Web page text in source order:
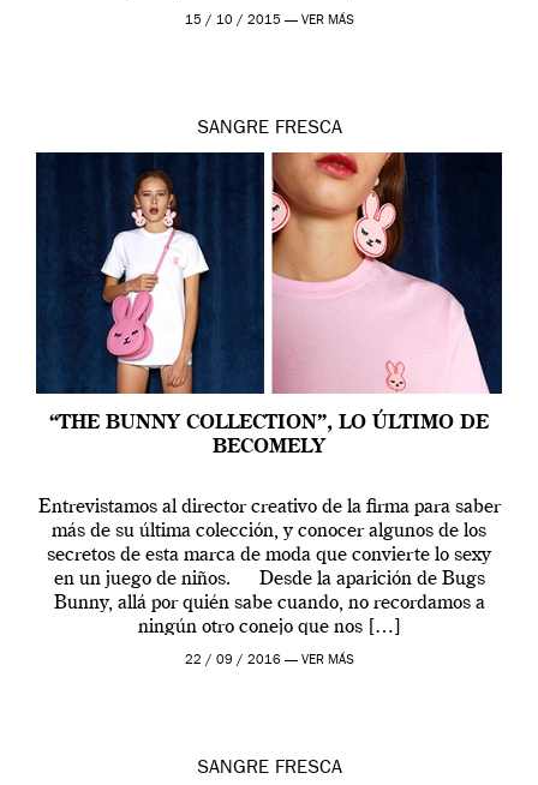
canción de las Spice Girls y en la cultura Voguing. El
15 / 10 / 2015 — VER MÁS
SANGRE FRESCA
“THE BUNNY COLLECTION”, LO ÚLTIMO DE
BECOMELY
Entrevistamos al director creativo de la firma para saber
más de su última colección, y conocer algunos de los
secretos de esta marca de moda que convierte lo sexy
en un juego de niños. Desde la aparición de Bugs
Bunny, allá por quién sabe cuando, no recordamos a
ningún otro conejo que nos […]
22 / 09 / 2016 — VER MÁS
SANGRE FRESCA